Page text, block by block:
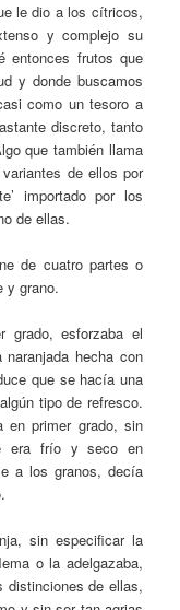
le dio a los cítricos,
y complejo su
entonces frutos que
y donde buscamos
como un tesoro a
discreto, tanto
que también llama
de ellos por
importado por los
de ellas.
de cuatro partes o
y grano.
grado, esforzaba el
hecha con
que se hacía una
tipo de refresco.
en primer grado, sin
era frío y seco en
a los granos, decía
sin especificar la
o la adelgazaba,
distinciones de ellas,